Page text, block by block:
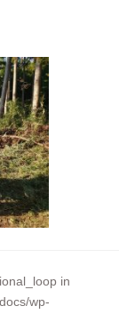
in
wp-